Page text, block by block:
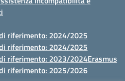
riferimento: 2024/2025
riferimento: 2024/2025
riferimento: 2023/2024Erasmus
riferimento: 2025/2026